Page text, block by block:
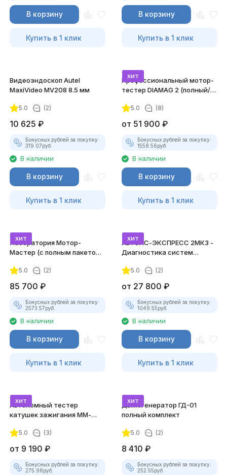
В корзину
Купить в 1 клик
В корзину
Купить в 1 клик
Видеоэндоскоп Autel
MaxiVideo MV208 8.5 мм
5.0 (2)
10 625 ₽
Бонусных рублей за покупку:
319.07руб.
В наличии
В корзину
Купить в 1 клик
хит
Профессиональный мотор-
тестер DIAMAG 2 (полный/
5.0 (8)
от 51 900 ₽
Бонусных рублей за покупку:
1558.56руб.
В наличии
В корзину
Купить в 1 клик
хит
Лаборатория Мотор-
Мастер (с полным пакетом
5.0 (2)
85 700 ₽
Бонусных рублей за покупку:
2573.57руб.
В наличии
В корзину
Купить в 1 клик
хит
АВТОАС-ЭКСПРЕСС 2МК3 -
Диагностика систем
5.0 (2)
от 27 800 ₽
Бонусных рублей за покупку:
1049.55руб.
В наличии
В корзину
Купить в 1 клик
хит
Автономный тестер
катушек зажигания ММ-
комплект)
5.0 (3)
от 9 190 ₽
Бонусных рублей за покупку:
275.98руб.
хит
Дымогенератор ГД-01
полный комплект
5.0 (2)
8 410 ₽
Бонусных рублей за покупку:
252.55руб.